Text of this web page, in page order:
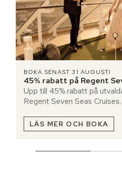
BOKA SENAST 31 AUGUSTI
45% rabatt på Regent
Upp till 45% rabatt på
Regent Seven Seas Cruises.
LÄS MER OCH BOKA